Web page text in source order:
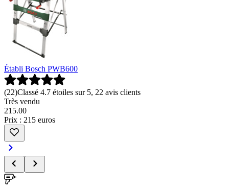
Établi Bosch PWB600
(22)Classé 4.7 étoiles sur 5, 22 avis clients
Très vendu
215.00
Prix : 215 euros